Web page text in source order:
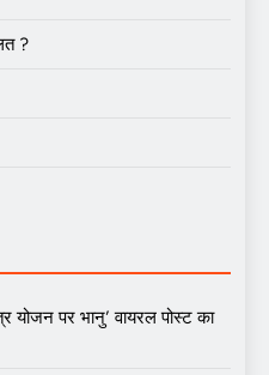
?
पर भानु’ वायरल पोस्ट का